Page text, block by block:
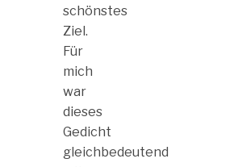
schönstes
Ziel.
Für
mich
war
dieses
Gedicht
gleichbedeutend